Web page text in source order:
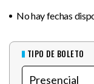
No hay fechas
TIPO DE BOLETO